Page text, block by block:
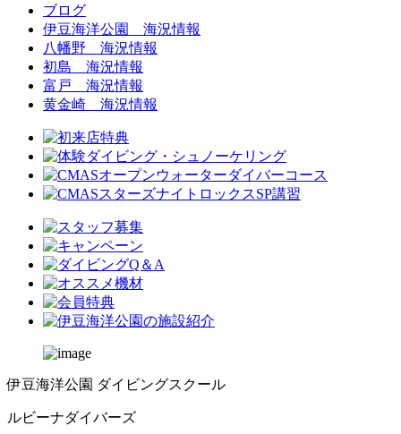
ブログ
伊豆海洋公園 海況情報
八幡野 海況情報
初島 海況情報
富戸 海況情報
黄金崎 海況情報
伊豆海洋公園 ダイビングスクール
ルビーナダイバーズ